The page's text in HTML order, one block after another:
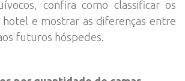
confira como classificar os
e mostrar as diferenças entre
futuros hóspedes.